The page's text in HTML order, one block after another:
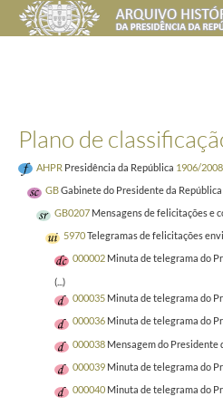
Plano de
AHPR Presidência da República 1906/
GBGabinete do Presidente da República
GB0207 Mensagens de felicitações e
5970Telegramas de felicitações
000002 Minuta de telegrama do
(...)
000035 Minuta de telegrama do
000036 Minuta de telegrama do
000038 Mensagem do Presidente
000039 Minuta de telegrama do
000040 Minuta de telegrama do